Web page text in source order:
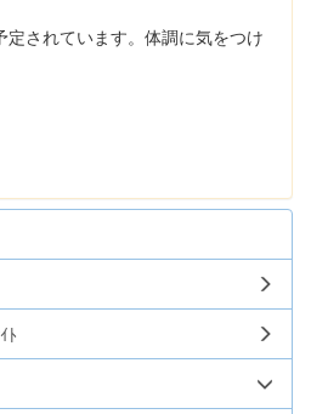
定されています。体調に気をつけ
ﾄ